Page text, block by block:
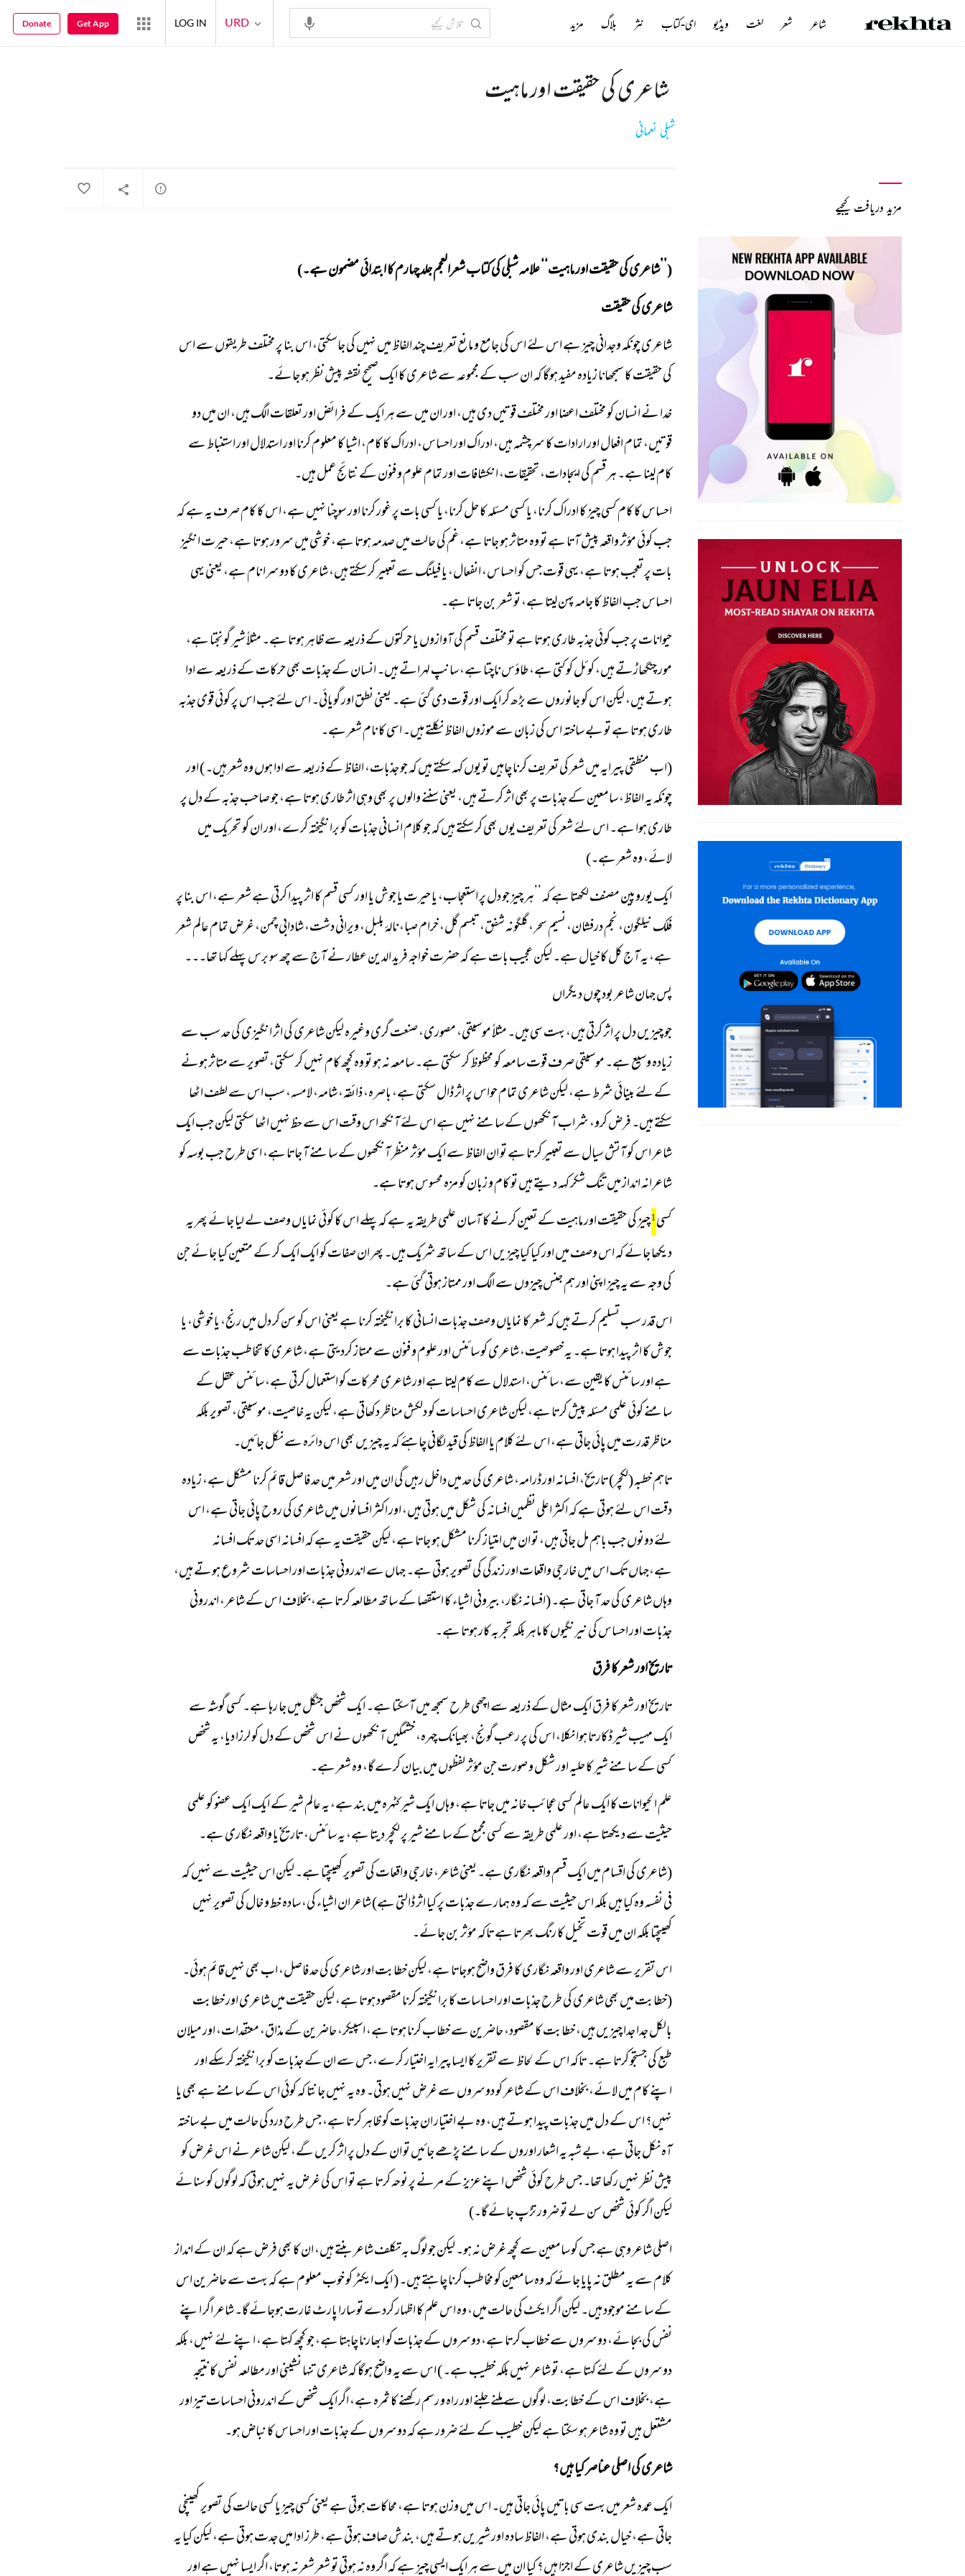
شاعری کی حقیقت اور ماہیت
شبلی نعمانی
(’’شاعری کی حقیقت اور ماہیت‘‘ علامہ شبلی کی کتاب شعرالعجم جلد چہارم کا ابتدائی مضمون ہے۔)
شاعری کی حقیقت
شاعری چونکہ وجدانی چیز ہے اس لئے اس کی جامع و مانع تعریف چند الفاظ میں نہیں کی جاسکتی، اس بنا پر مختلف طریقوں سے اس
کی حقیقت کا سمجھانا زیادہ مفید ہوگا کہ ان سب کے مجموعہ سے شاعری کا ایک صحیح نقشہ پیش نظر ہو جائے۔
خدا نے انسان کو مختلف اعضا اور مختلف قوتیں دی ہیں، اور ان میں سے ہر ایک کے فرائض اور تعلقات الگ ہیں، ان میں دو
قوتیں، تمام افعال اور ارادات کا سرچشمہ ہیں، ادراک اور احساس، ادراک کا کام، اشیا کا معلوم کرنا اور استدلال اور استنباط سے
کام لینا ہے۔ ہر قسم کی ایجادات، تحقیقات، انکشافات اور تمام علوم و فنون کے نتائج عمل ہیں۔
احساس کا کام کسی چیز کا ادراک کرنا، یا کسی مسئلہ کا حل کرنا، یا کسی بات پر غور کرنا اور سوچنا نہیں ہے، اس کا کام صرف یہ ہے کہ
جب کوئی مؤثر واقعہ پیش آتا ہے تو وہ متاثر ہو جاتا ہے، غم کی حالت میں صدمہ ہوتا ہے، خوشی میں سرور ہوتا ہے، حیرت انگیز
بات پر تعجب ہوتا ہے، یہی قوت جس کو احساس، انفعال، یا فیلنگ سے تعبیر کر سکتے ہیں، شاعری کا دوسرا نام ہے، یعنی یہی
احساس جب الفاظ کا جامہ پہن لیتا ہے، تو شعر بن جاتا ہے۔
حیوانات پر جب کوئی جذبہ طاری ہوتا ہے تو مختلف قسم کی آوازوں یا حرکتوں کے ذریعہ سے ظاہر ہوتا ہے۔ مثلاً شیر گونجتا ہے،
مور چنگھاڑتے ہیں، کوئل کوکتی ہے، طاؤس ناچتا ہے، سانپ لہراتے ہیں۔ انسان کے جذبات بھی حرکات کے ذریعہ سے ادا
ہوتے ہیں، لیکن اس کو جانوروں سے بڑھ کر ایک اور قوت دی گئی ہے۔ یعنی نطق اور گویائی۔ اس لئے جب اس پر کوئی قوی جذبہ
طاری ہوتا ہے تو بے ساختہ اس کی زبان سے موزوں الفاظ نکلتے ہیں۔ اسی کا نام شعر ہے۔
(اب منطقی پیرایہ میں شعر کی تعریف کرنا چاہیں تو یوں کہہ سکتے ہیں کہ جو جذبات، الفاظ کے ذریعہ سے ادا ہوں وہ شعر ہیں۔ ) اور
چونکہ یہ الفاظ، سامعین کے جذبات پر بھی اثر کرتے ہیں، یعنی سننے والوں پر بھی وہی اثر طاری ہوتا ہے، جو صاحب جذبہ کے دل پر
طاری ہوا ہے۔ اس لئے شعر کی تعریف یوں بھی کر سکتے ہیں کہ جو کلام انسانی جذبات کو برانگیختہ کرے، اور ان کو تحریک میں
لائے، وہ شعر ہے۔)
ایک یوروپین مصنف لکھتا ہے کہ ’’ہر چیز جو دل پر استعجاب، یا حیرت یا جوش یا اور کسی قسم کا اثر پیدا کرتی ہے شعر ہے، اس بنا پر
فلک نیلگون، نجم درفشان، نسیم سحر، گلگونہ شفق، تبسم گل، خرام صبا، نالۂ بلبل، ویرانی دشت، شادابی چمن، غرض تمام عالم شعر
ہے، یہ آج کل کا خیال ہے۔ لیکن عجیب بات ہے کہ حضرت خواجہ فرید الدین عطار نے آج سے چھ سو برس پہلے کہا تھا۔۔۔
پس جہان شاعر بود چوں دیگراں
جو چیزیں دل پر اثر کرتی ہیں، بہت سی ہیں۔ مثلاً موسیقی، مصوری، صنعت گری وغیرہ لیکن شاعری کی اثر انگیزی کی حد سب سے
زیادہ وسیع ہے۔ موسیقی صرف قوت سامعہ کو محظوظ کر سکتی ہے۔ سامعہ نہ ہو تو وہ کچھ کام نہیں کر سکتی، تصویر سے متاثر ہونے
کے لئے بینائی شرط ہے، لیکن شاعری تمام حواس پر اثر ڈال سکتی ہے، باصرہ، ذائقہ، شامہ، لامسہ، سب اس سے لطف اٹھا
سکتے ہیں۔ فرض کرو، شراب آنکھوں کے سامنے نہیں ہے اس لئے آنکھ اس وقت اس سے حظ نہیں اٹھا سکتی لیکن جب ایک
شاعر اس کو آتش سیال سے تعبیر کرتا ہے تو ان الفاظ سے ایک مؤثر منظر آنکھوں کے سامنے آ جاتا ہے، اسی طرح جب بوسہ کو
شاعرانہ انداز میں تنگ شکر کہہ دیتے ہیں تو کام و زبان کو مزہ محسوس ہوتا ہے۔
کسی1چیز کی حقیقت اور ماہیت کے تعین کرنے کا آسان علمی طریقہ یہ ہے کہ پہلے اس کا کوئی نمایاں وصف لے لیا جائے پھر یہ
دیکھا جائے کہ اس وصف میں اور کیا کیا چیزیں اس کے ساتھ شریک ہیں۔ پھر ان صفات کو ایک ایک کر کے متعین کیا جائے جن
کی وجہ سے یہ چیز اپنی اور ہم جنس چیزوں سے الگ اور ممتاز ہوتی گئی ہے۔
اس قدر سب تسلیم کرتے ہیں کہ شعر کا نمایاں وصف جذبات انسانی کا برانگیختہ کرنا ہے یعنی اس کو سن کر دل میں رنج، یا خوشی، یا
جوش کا اثر پیدا ہوتا ہے۔ یہ خصوصیت، شاعری کو سائنس اور علوم و فنون سے ممتاز کردیتی ہے، شاعری کا تخاطب جذبات سے
ہے اور سائنس کا یقین سے، سائنس، استدلال سے کام لیتا ہے اور شاعری محرکات کو استعمال کرتی ہے، سائنس عقل کے
سامنے کوئی علمی مسئلہ پیش کرتا ہے، لیکن شاعری احساسات کو دلکش مناظر دکھاتی ہے، لیکن یہ خاصیت، موسیقی، تصویر بلکہ
مناظر قدرت میں پائی جاتی ہے، اس لئے کلام یا الفاظ کی قید لگانی چاہئے کہ یہ چیزیں بھی اس دائرہ سے نکل جائیں۔
تاہم خطبہ (لکچر) تاریخ، افسانہ اور ڈرامہ، شاعری کی حد میں داخل رہیں گی ان میں اور شعر میں حد فاصل قائم کرنا مشکل ہے، زیادہ
دقت اس لئے ہوتی ہے کہ اکثر اعلی نظمیں افسانہ کی شکل میں ہوتی ہیں، اور اکثر افسانوں میں شاعری کی روح پائی جاتی ہے، اس
لئے دونوں جب باہم مل جاتی ہیں، تو ان میں امتیاز کرنا مشکل ہو جاتا ہے، لیکن حقیقت یہ ہے کہ افسانہ اسی حد تک افسانہ
ہے،جہاں تک اس میں خارجی واقعات اور زندگی کی تصویر ہوتی ہے۔ جہاں سے اندرونی جذبات اور احساسات شروع ہوتے ہیں،
وہاں شاعری کی حد آ جاتی ہے۔ (افسانہ نگار، بیرونی اشیاء کا استقصا کے ساتھ مطالعہ کرتا ہے، بخلاف ا س کے شاعر، اندرونی
جذبات اور احساس کی نیرنگیوں کا ماہر بلکہ تجربہ کار ہوتا ہے۔
تاریخ اور شعر کا فرق
تاریخ اور شعر کا فرق ایک مثال کے ذریعہ سے اچھی طرح سمجھ میں آسکتا ہے۔ ایک شخص جنگل میں جا رہا ہے۔ کسی گوشہ سے
ایک مہیب شیر ڈکارتا ہوا نکلا، اس کی پر رعب گونج، بھیانک چہرہ، خشمگیں آنکھوں نے اس شخص کے دل کو لرزا دیا، یہ شخص
کسی کے سامنے شیر کا حلیہ اور شکل و صورت جن مؤثر لفظوں میں بیان کرے گا، وہ شعر ہے۔
علم الحیوانات کا ایک عالم کسی عجائب خانہ میں جاتا ہے، وہاں ایک شیر کٹہرہ میں بند ہے، یہ عالم شیر کے ایک ایک عضو کو علمی
حیثیت سے دیکھتا ہے، اور علمی طریقہ سے کسی مجمع کے سامنے شیر پر لکچر دیتا ہے، یہ سائنس، تاریخ یا واقعہ نگاری ہے۔
(شاعری کی اقسام میں ایک قسم واقعہ نگاری ہے۔ یعنی شاعر، خارجی واقعات کی تصویر کھینچتا ہے۔ لیکن اس حیثیت سے نہیں کہ
فی نفسہ وہ کیا ہیں بلکہ اس حیثیت سے کہ وہ ہمارے جذبات پر کیا اثر ڈالتی ہے) شاعر ان اشیاء کی، سادہ خط و خال کی تصویر نہیں
کھینچتا بلکہ ان میں قوت تخیل کا رنگ بھرتا ہے تاکہ مؤثر بن جائے۔
اس تقریر سے شاعری اور واقعہ نگاری کا فرق واضح ہوجاتا ہے، لیکن خطابت اور شاعری کی حد فاصل، اب بھی نہیں قائم ہوئی۔
(خطابت میں بھی شاعری کی طرح جذبات اور احساسات کا برانگیختہ کرنا مقصود ہوتا ہے، لیکن حقیقت میں شاعری اور خطابت
بالکل جدا جدا چیزیں ہیں، خطابت کا مقصود، حاضرین سے خطاب کرنا ہوتا ہے، اسپیکر، حاضرین کے مذاق، معتقدات، اور میلان
طبع کی جستجو کرتا ہے۔ تاکہ اس کے لحاظ سے تقریر کا ایسا پیرایہ اختیار کرے، جس سے ان کے جذبات کو برانگیختہ کر سکے اور
اپنے کام میں لائے، بخلاف اس کے شاعر کو دوسروں سے غرض نہیں ہوتی۔ وہ یہ نہیں جانتا کہ کوئی اس کے سامنے ہے بھی یا
نہیں؟ اس کے دل میں جذبات پیدا ہوتے ہیں، وہ بے اختیار ان جذبات کو ظاہر کرتا ہے، جس طرح درد کی حالت میں بے ساختہ
آہ نکل جاتی ہے، بے شبہ یہ اشعار اوروں کے سامنے پڑھے جائیں تو ان کے دل پر اثر کریں گے، لیکن شاعر نے اس غرض کو
پیش نظر نہیں رکھا تھا۔ جس طرح کوئی شخص اپنے عزیز کے مرنے پر نوحہ کرتا ہے تو اس کی غرض یہ نہیں ہوتی کہ لوگوں کو سنائے
لیکن اگر کوئی شخص سن لے تو ضرور تڑپ جائے گا۔)
اصلی شاعر وہی ہے جس کو سامعین سے کچھ غرض نہ ہو۔ لیکن جو لوگ بہ تکلف شاعر بنتے ہیں، ان کا بھی فرض ہے کہ ان کے انداز
کلام سے یہ مطلق نہ پایا جائے کہ وہ سامعین کو مخاطب کرنا چاہتے ہیں۔ ( ایک ایکٹر کو خوب معلوم ہے کہ بہت سے حاضرین اس
کے سامنے موجود ہیں۔ لیکن اگر ایکٹ کی حالت میں، وہ اس علم کا اظہار کردے تو سارا پارٹ غارت ہوجائے گا۔ شاعر اگر اپنے
نفس کی بجائے، دوسروں سے خطاب کرتا ہے، دوسروں کے جذبات کو ابھارنا چاہتا ہے، جو کچھ کہتا ہے، اپنے لئے نہیں، بلکہ
دوسروں کے لئے کہتا ہے، تو شاعر نہیں بلکہ خطیب ہے۔ ) اس سے یہ واضح ہوگا کہ شاعری تنہا نشینی اور مطالعہ نفس کا نتیجہ
ہے، بخلاف اس کے خطابت، لوگوں سے ملنے جلنے اور راہ و رسم رکھنے کا ثمرہ ہے، اگر ایک شخص کے اندرونی احساسات تیز اور
مشتعل ہیں تو وہ شاعر ہو سکتا ہے لیکن خطیب کے لئے ضرور ہے کہ دوسروں کے جذبات اور احساس کا نباض ہو۔
شاعری کی اصلی عناصر کیا ہیں؟
ایک عمدہ شعر میں بہت سی باتیں پائی جاتی ہیں۔ اس میں وزن ہوتا ہے، محاکات ہوتی ہے یعنی کسی چیز یا کسی حالت کی تصویر کھینچی
جاتی ہے، خیال بندی ہوتی ہے، الفاظ سادہ اور شیریں ہوتے ہیں، بندش صاف ہوتی ہے، طرز ادا میں جدت ہوتی ہے، لیکن کیا یہ
سب چیزیں شاعری کے اجزا ہیں؟ کیا ان میں سے ہر ایک ایسی چیز ہے کہ اگر وہ نہ ہوتی تو شعر شعر نہ ہوتا، اگر ایسا نہیں ہے اور
مزید دریافت کیجیے
شاعر شعر لغت ویڈیو ای-کتاب نثر بلاگ مزید URD
LOG IN
Get App
Donate